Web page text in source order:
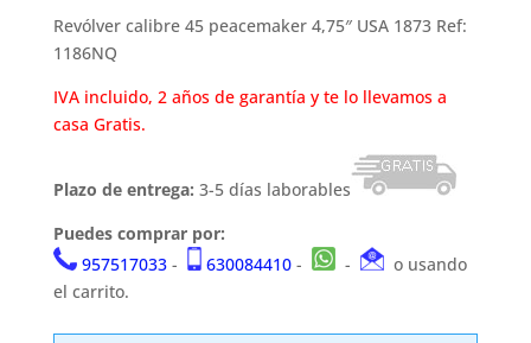
era: es:
Revólver calibre 45 peacemaker 4,75″ USA 1873 Ref:
1186NQ
IVA incluido, 2 años de garantía y te lo llevamos a
casa Gratis.
Plazo de entrega: 3-5 días laborables
Puedes comprar por:
957517033- 630084410- -
o usando
el carrito.